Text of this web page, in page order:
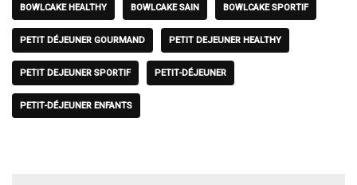
BOWLCAKE HEALTHY BOWLCAKE SAIN BOWLCAKE SPORTIF
PETIT DÉJEUNER GOURMAND PETIT DEJEUNER HEALTHY
PETIT DEJEUNER SPORTIF PETIT-DÉJEUNER
PETIT-DÉJEUNER ENFANTS